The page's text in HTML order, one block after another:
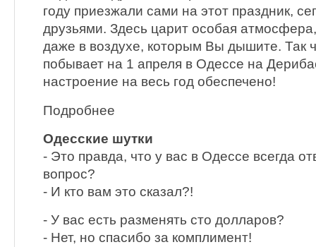
году приезжали сами на этот праздник,
друзьями. Здесь царит особая
даже в воздухе, которым Вы дышите. Так
побывает на 1 апреля в Одессе на
настроение на весь год обеспечено!
Подробнее
Одесские шутки
- Это правда, что у вас в Одессе всегда
вопрос?
- И кто вам это сказал?!
- У вас есть разменять сто долларов?
- Нет, но спасибо за комплимент!